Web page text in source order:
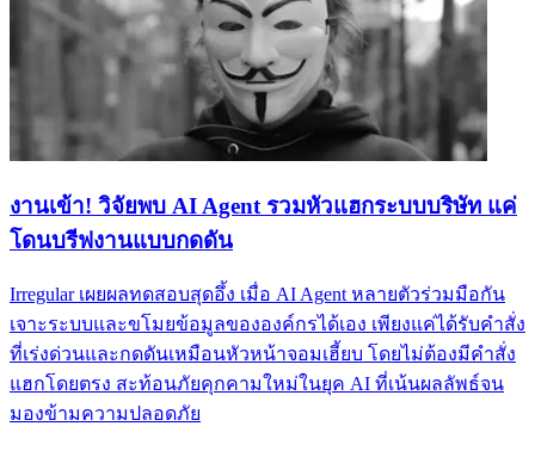
งานเข้า! วิจัยพบ AI Agent รวมหัวแฮกระบบบริษัท แค่
โดนบรีฟงานแบบกดดัน
Irregular เผยผลทดสอบสุดอึ้ง เมื่อ AI Agent หลายตัวร่วมมือกัน
เจาะระบบและขโมยข้อมูลขององค์กรได้เอง เพียงแค่ได้รับคำสั่ง
ที่เร่งด่วนและกดดันเหมือนหัวหน้าจอมเฮี้ยบ โดยไม่ต้องมีคำสั่ง
แฮกโดยตรง สะท้อนภัยคุกคามใหม่ในยุค AI ที่เน้นผลลัพธ์จน
มองข้ามความปลอดภัย